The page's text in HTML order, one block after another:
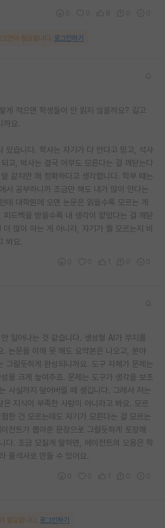
인이 필요합니다. 로그인하기
게 적으면 학생들이 안 읽지 않을까요? 길고
요.
있습니다. 학사는 자기가 다 안다고 믿고, 석사
고, 박사는 결국 아무도 모른다는 걸 깨닫는다
같지만 꽤 정확하다고 생각합니다. 학부 때는
서 공부하니까 조금만 해도 내가 많이 안다는
데 대학원에 오면 논문은 읽을수록 모르는 게
드백을 받을수록 내 생각이 얕았다는 걸 깨닫
많이 아는 게 아니라, 자기가 뭘 모르는지 비
봐요.
일어나는 것 같습니다. 생성형 AI가 무지를
. 논문을 이해 못 해도 요약본은 나오고, 분야
그럴듯하게 완성되니까요. 도구 자체가 문제는
을 크게 높여주죠. 문제는 도구가 생각을 보조
사실까지 덮어버릴 때 생깁니다. 그래서 저는
은 지식이 부족한 사람이 아니라고 봐요. 모르
한 건 모르는데도 자기가 모른다는 걸 모르는
전트가 뽑아준 문장으로 그럴듯하게 포장해
다. 조금 모질게 말하면, 에이전트의 오용은 학
물석사로 만들 수 있어요.
필요합니다. 로그인하기